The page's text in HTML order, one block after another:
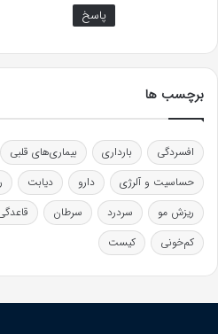
پاسخ
برچسب ها
افسردگی بارداری بیماری‌های قلبی
حساسیت و آلرژی
دارو دیابت
ریزش مو
سردرد سرطان
کم‌خونی
کیست